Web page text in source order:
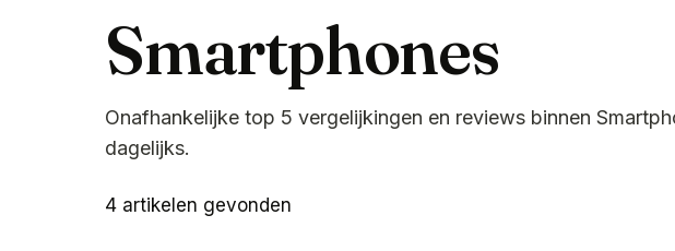
Smartphones
Onafhankelijke top 5 vergelijkingen en reviews binnen
dagelijks.
4 artikelen gevonden